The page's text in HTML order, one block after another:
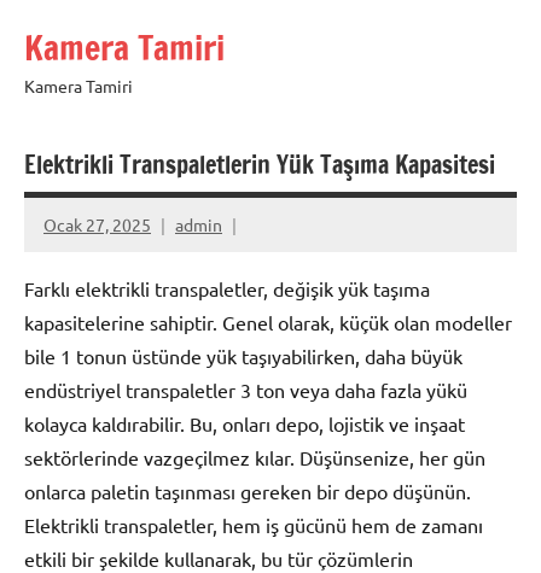
Kamera Tamiri
Kamera Tamiri
Elektrikli Transpaletlerin Yük Taşıma Kapasitesi
Ocak 27, 2025 admin
Farklı elektrikli transpaletler, değişik yük taşıma
kapasitelerine sahiptir. Genel olarak, küçük olan modeller
bile 1 tonun üstünde yük taşıyabilirken, daha büyük
endüstriyel transpaletler 3 ton veya daha fazla yükü
kolayca kaldırabilir. Bu, onları depo, lojistik ve inşaat
sektörlerinde vazgeçilmez kılar. Düşünsenize, her gün
onlarca paletin taşınması gereken bir depo düşünün.
Elektrikli transpaletler, hem iş gücünü hem de zamanı
etkili bir şekilde kullanarak, bu tür çözümlerin